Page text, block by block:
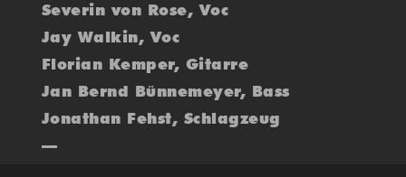
Severin von Rose, Voc
Jay Walkin, Voc
Florian Kemper, Gitarre
Jan Bernd Bünnemeyer, Bass
Jonathan Fehst, Schlagzeug
—